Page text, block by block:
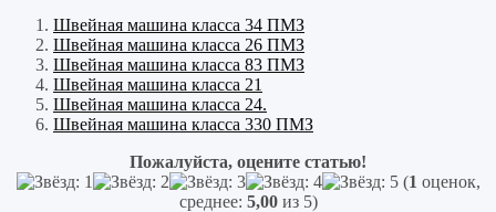
Швейная машина класса 34 ПМЗ
Швейная машина класса 26 ПМЗ
Швейная машина класса 83 ПМЗ
Швейная машина класса 21
Швейная машина класса 24.
Швейная машина класса 330 ПМЗ
Пожалуйста, оцените статью!
(1 оценок,
среднее: 5,00из 5)